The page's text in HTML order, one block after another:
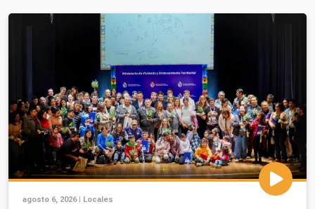
agosto 6, 2026 | Locales